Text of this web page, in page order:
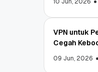
10 Jun, 2026
VPN untuk
Cegah
09 Jun, 2026